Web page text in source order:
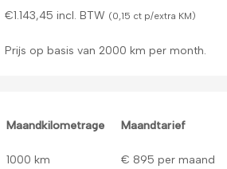
€1.143,45 incl. BTW (0,15 ct p/extra KM)
Prijs op basis van 2000 km per month.
Maandkilometrage Maandtarief
1000 km € 895 per maand